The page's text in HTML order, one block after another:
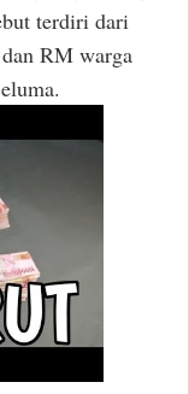
terdiri dari
RM warga